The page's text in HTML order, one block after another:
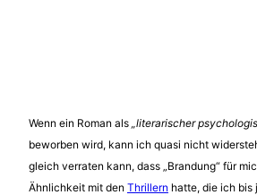
Wenn ein Roman als „literarischer
beworben wird, kann ich quasi nicht
gleich verraten kann, dass „Brandung“ für
Ähnlichkeit mit den Thrillern hatte, die ich bis